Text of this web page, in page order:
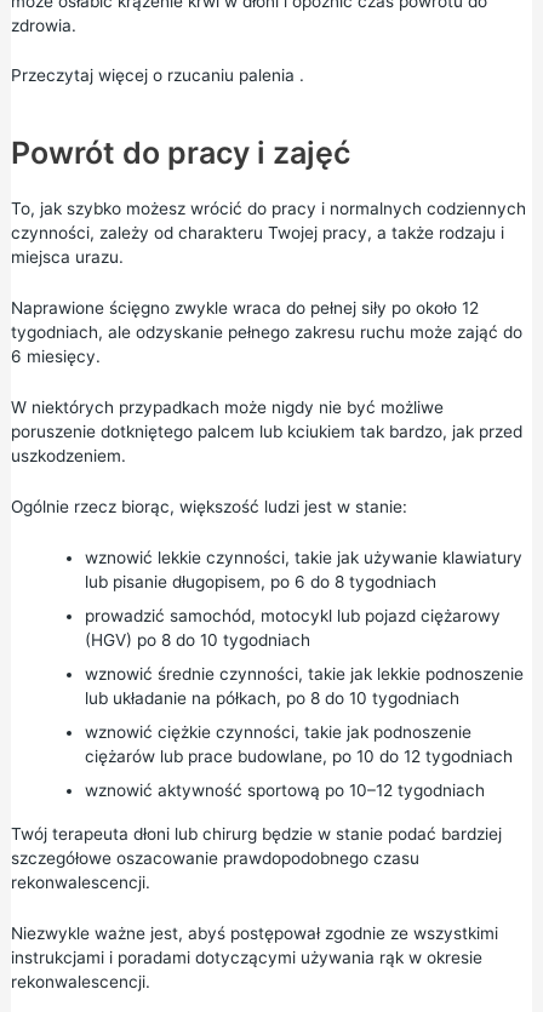
zdrowia.
Przeczytaj więcej o rzucaniu palenia .
Powrót do pracy i zajęć
To, jak szybko możesz wrócić do pracy i normalnych codziennych
czynności, zależy od charakteru Twojej pracy, a także rodzaju i
miejsca urazu.
Naprawione ścięgno zwykle wraca do pełnej siły po około 12
tygodniach, ale odzyskanie pełnego zakresu ruchu może zająć do
6 miesięcy.
W niektórych przypadkach może nigdy nie być możliwe
poruszenie dotkniętego palcem lub kciukiem tak bardzo, jak przed
uszkodzeniem.
Ogólnie rzecz biorąc, większość ludzi jest w stanie:
wznowić lekkie czynności, takie jak używanie klawiatury
lub pisanie długopisem, po 6 do 8 tygodniach
prowadzić samochód, motocykl lub pojazd ciężarowy
(HGV) po 8 do 10 tygodniach
wznowić średnie czynności, takie jak lekkie podnoszenie
lub układanie na półkach, po 8 do 10 tygodniach
wznowić ciężkie czynności, takie jak podnoszenie
ciężarów lub prace budowlane, po 10 do 12 tygodniach
wznowić aktywność sportową po 10–12 tygodniach
Twój terapeuta dłoni lub chirurg będzie w stanie podać bardziej
szczegółowe oszacowanie prawdopodobnego czasu
rekonwalescencji.
Niezwykle ważne jest, abyś postępował zgodnie ze wszystkimi
instrukcjami i poradami dotyczącymi używania rąk w okresie
rekonwalescencji.